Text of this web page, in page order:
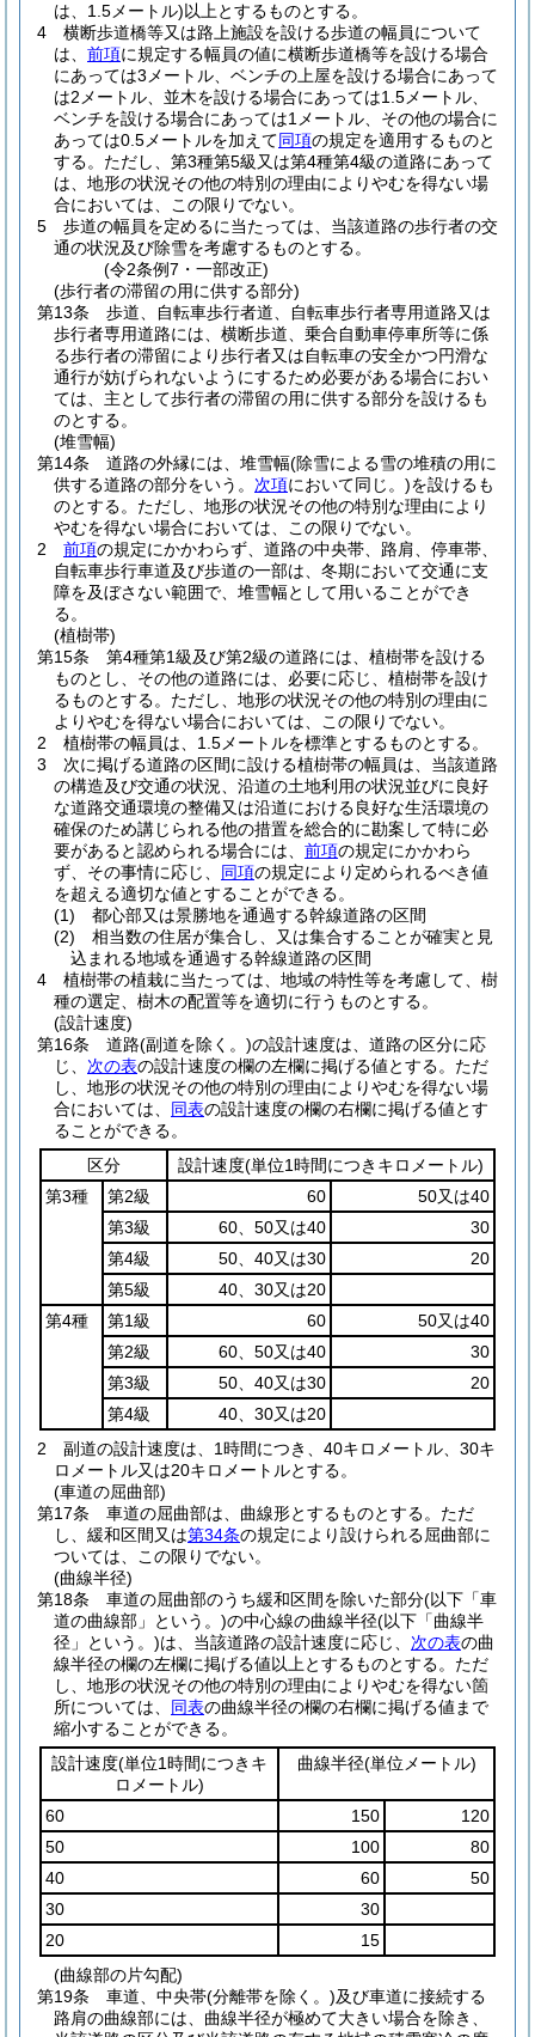
は、1.5メートル)以上とするものとする。
4
横断歩道橋等又は路上施設を設ける歩道の幅員について
は、 前項に規定する幅員の値に横断歩道橋等を設ける場合
にあっては3メートル、ベンチの上屋を設ける場合にあって
は2メートル、並木を設ける場合にあっては1.5メートル、
ベンチを設ける場合にあっては1メートル、その他の場合に
あっては0.5メートルを加えて同項の規定を適用するものと
する。 ただし、第3種第5級又は第4種第4級の道路にあって
は、地形の状況その他の特別の理由によりやむを得ない場
合においては、この限りでない。
5
歩道の幅員を定めるに当たっては、当該道路の歩行者の交
通の状況及び除雪を考慮するものとする。
(令2条例7・一部改正)
(歩行者の滞留の用に供する部分)
第13条
歩道、自転車歩行者道、自転車歩行者専用道路又は
歩行者専用道路には、横断歩道、乗合自動車停車所等に係
る歩行者の滞留により歩行者又は自転車の安全かつ円滑な
通行が妨げられないようにするため必要がある場合におい
ては、主として歩行者の滞留の用に供する部分を設けるも
のとする。
(堆雪幅)
第14条
道路の外縁には、堆雪幅(除雪による雪の堆積の用に
供する道路の部分をいう。 次項において同じ。)を設けるも
のとする。 ただし、地形の状況その他の特別な理由により
やむを得ない場合においては、この限りでない。
2
前項の規定にかかわらず、道路の中央帯、路肩、停車帯、
自転車歩行車道及び歩道の一部は、冬期において交通に支
障を及ぼさない範囲で、堆雪幅として用いることができ
る。
(植樹帯)
第15条
第4種第1級及び第2級の道路には、植樹帯を設ける
ものとし、その他の道路には、必要に応じ、植樹帯を設け
るものとする。 ただし、地形の状況その他の特別の理由に
よりやむを得ない場合においては、この限りでない。
2
植樹帯の幅員は、1.5メートルを標準とするものとする。
3
次に掲げる道路の区間に設ける植樹帯の幅員は、当該道路
の構造及び交通の状況、沿道の土地利用の状況並びに良好
な道路交通環境の整備又は沿道における良好な生活環境の
確保のため講じられる他の措置を総合的に勘案して特に必
要があると認められる場合には、 前項の規定にかかわら
ず、その事情に応じ、 同項の規定により定められるべき値
を超える適切な値とすることができる。
(1)
都心部又は景勝地を通過する幹線道路の区間
(2)
相当数の住居が集合し、又は集合することが確実と見
込まれる地域を通過する幹線道路の区間
4
植樹帯の植栽に当たっては、地域の特性等を考慮して、樹
種の選定、樹木の配置等を適切に行うものとする。
(設計速度)
第16条
道路(副道を除く。)の設計速度は、道路の区分に応
じ、 次の表の設計速度の欄の左欄に掲げる値とする。 ただ
し、地形の状況その他の特別の理由によりやむを得ない場
合においては、 同表の設計速度の欄の右欄に掲げる値とす
ることができる。
区分
設計速度(単位1時間につきキロメートル)
第3種
第2級 60
50又は40
第3級
60、50又は40
30
第4級
50、40又は30
20
第5級
40、30又は20
第4種
第1級 60
50又は40
第2級
60、50又は40
30
第3級
50、40又は30
20
第4級
40、30又は20
2
副道の設計速度は、1時間につき、40キロメートル、30キ
ロメートル又は20キロメートルとする。
(車道の屈曲部)
第17条
車道の屈曲部は、曲線形とするものとする。 ただ
し、緩和区間又は第34条の規定により設けられる屈曲部に
ついては、この限りでない。
(曲線半径)
第18条
車道の屈曲部のうち緩和区間を除いた部分(以下「車
道の曲線部」という。)の中心線の曲線半径(以下「曲線半
径」という。)は、当該道路の設計速度に応じ、 次の表の曲
線半径の欄の左欄に掲げる値以上とするものとする。 ただ
し、地形の状況その他の特別の理由によりやむを得ない箇
所については、 同表の曲線半径の欄の右欄に掲げる値まで
縮小することができる。
設計速度(単位1時間につきキ
ロメートル)
曲線半径(単位メートル)
60 150
120
50
100
80
40
60
50
30
30
20
15
(曲線部の片勾配)
第19条
車道、中央帯(分離帯を除く。)及び車道に接続する
路肩の曲線部には、曲線半径が極めて大きい場合を除き、